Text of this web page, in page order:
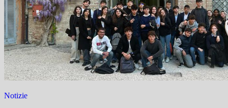
Notizie